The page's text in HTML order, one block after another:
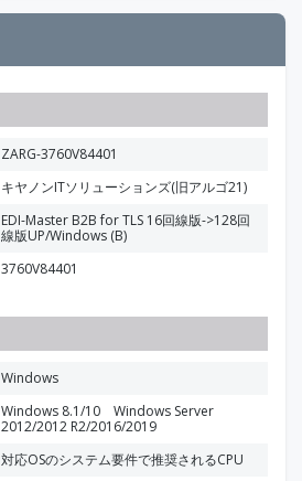
ZARG-3760V84401
キヤノンITソリューションズ(旧アルゴ21)
EDI-Master B2B for TLS 16回線版->128回
線版UP/Windows (B)
3760V84401
Windows
Windows 8.1/10 Windows Server
2012/2012 R2/2016/2019
対応OSのシステム要件で推奨されるCPU